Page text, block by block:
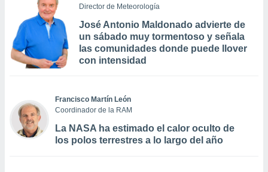
Director de Meteorología
José Antonio Maldonado advierte de
un sábado muy tormentoso y señala
las comunidades donde puede llover
con intensidad
Francisco Martín León
Coordinador de la RAM
La NASA ha estimado el calor oculto de
los polos terrestres a lo largo del año